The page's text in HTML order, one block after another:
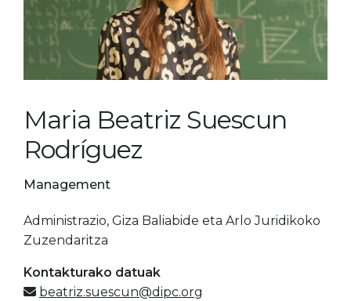
Maria Beatriz Suescun
Rodríguez
Management
Administrazio, Giza Baliabide eta Arlo Juridikoko
Zuzendaritza
Kontakturako datuak
beatriz.suescun@dipc.org